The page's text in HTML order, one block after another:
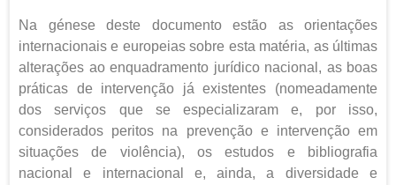
Na génese deste documento estão as orientações
internacionais e europeias sobre esta matéria, as últimas
alterações ao enquadramento jurídico nacional, as boas
práticas de intervenção já existentes (nomeadamente
dos serviços que se especializaram e, por isso,
considerados peritos na prevenção e intervenção em
situações de violência), os estudos e bibliografia
nacional e internacional e, ainda, a diversidade e